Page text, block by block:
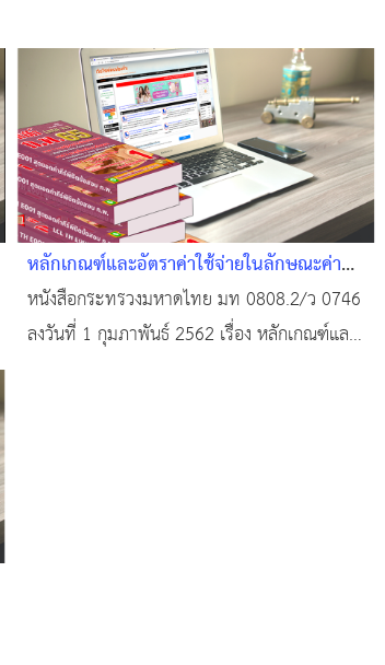
หลักเกณฑ์และอัตราค่าใช้จ่ายในลักษณะค่า
ใช้สอย วัสดุ และค่าสาธารณูปโภค
หนังสือกระทรวงมหาดไทย มท 0808.2/ว 0746
ลงวันที่ 1 กุมภาพันธ์ 2562 เรื่อง หลักเกณฑ์และ